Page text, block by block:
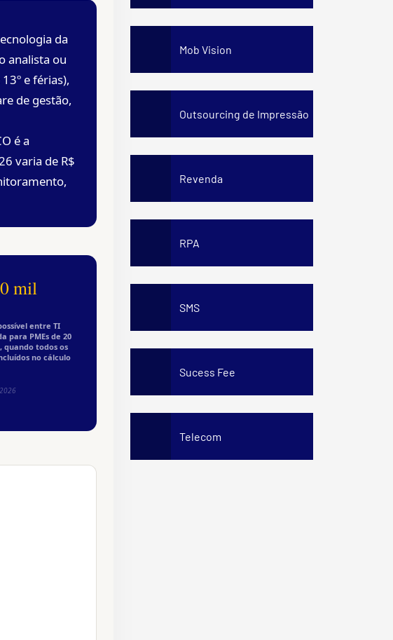
da
analista ou
e férias),
de gestão,
é a
varia de R$
mil
entre TI
para PMEs de 20
quando todos os
no cálculo
Mob Vision
Outsourcing de Impressão
Revenda
RPA
SMS
Sucess Fee
Telecom